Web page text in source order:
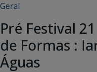
Geral
Pré Festival
de Formas :
Águas